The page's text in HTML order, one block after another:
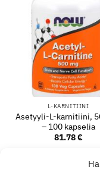
L-KARNITIINI
Asetyyli-L-karnitiini,
– 100 kapselia
81.78€